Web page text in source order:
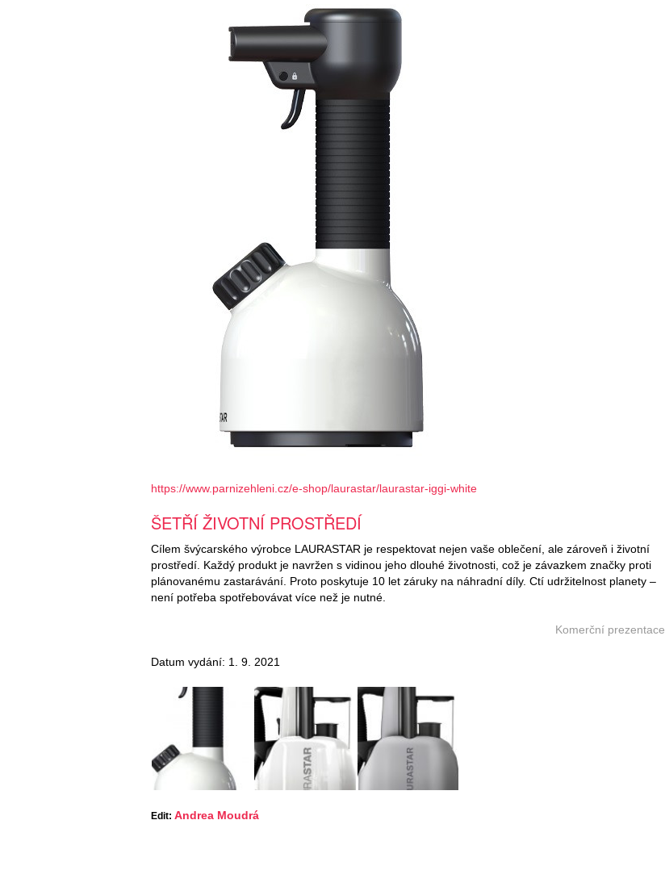
https://www.parnizehleni.cz/e-shop/laurastar/laurastar-iggi-white
ŠETŘÍ ŽIVOTNÍ PROSTŘEDÍ
Cílem švýcarského výrobce LAURASTAR je respektovat nejen vaše oblečení, ale zároveň i životní
prostředí. Každý produkt je navržen s vidinou jeho dlouhé životnosti, což je závazkem značky proti
plánovanému zastarávání. Proto poskytuje 10 let záruky na náhradní díly. Ctí udržitelnost planety –
není potřeba spotřebovávat více než je nutné.
Komerční prezentace
Datum vydání: 1. 9. 2021
Edit: Andrea Moudrá